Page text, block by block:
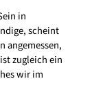
in
scheint
angemessen,
zugleich ein
wir im